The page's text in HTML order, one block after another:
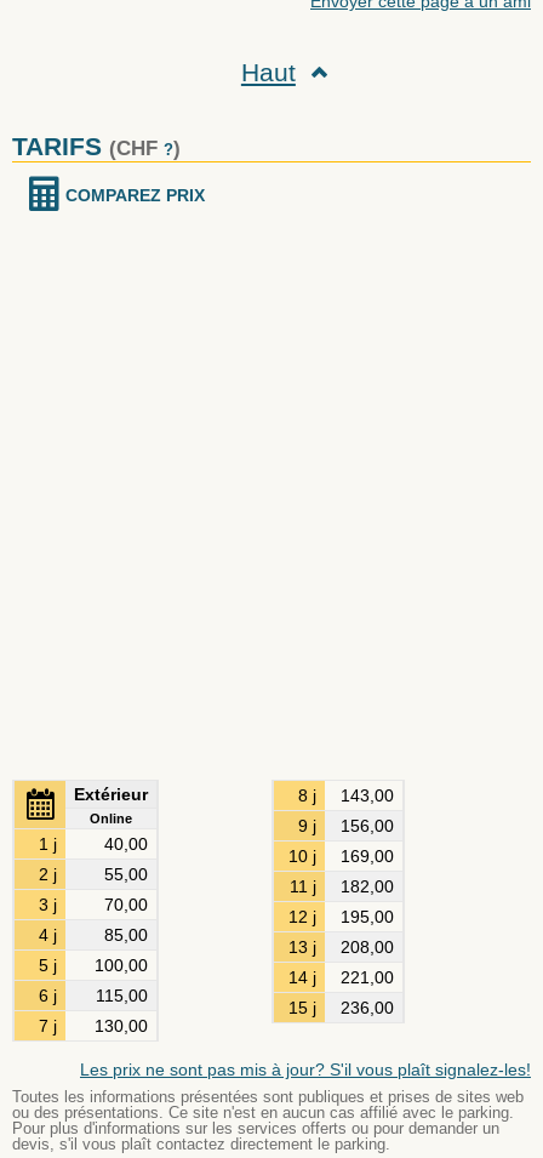
Haut
TARIFS (CHF ?)
COMPAREZ PRIX
Extérieur
Online
1 j
40,00
2 j
55,00
3 j
70,00
4 j
85,00
5 j
100,00
6 j
115,00
7 j
130,00
8 j
143,00
9 j
156,00
10 j
169,00
11 j
182,00
12 j
195,00
13 j
208,00
14 j
221,00
15 j
236,00
Les prix ne sont pas mis à jour? S'il vous plaît signalez-les!
Toutes les informations présentées sont publiques et prises de sites web
ou des présentations. Ce site n'est en aucun cas affilié avec le parking.
Pour plus d'informations sur les services offerts ou pour demander un
devis, s'il vous plaît contactez directement le parking.